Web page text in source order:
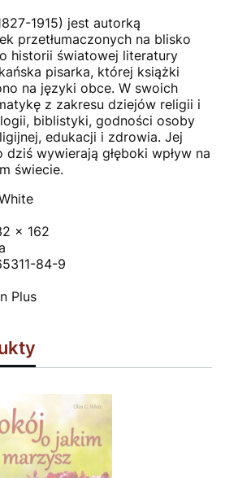
1915) jest autorką
przetłumaczonych na blisko
historii światowej literatury
pisarka, której książki
na języki obce. W swoich
z zakresu dziejów religii i
biblistyki, godności osoby
edukacji i zdrowia. Jej
wywierają głęboki wpływ na
świecie.
x 162
84-9
Plus